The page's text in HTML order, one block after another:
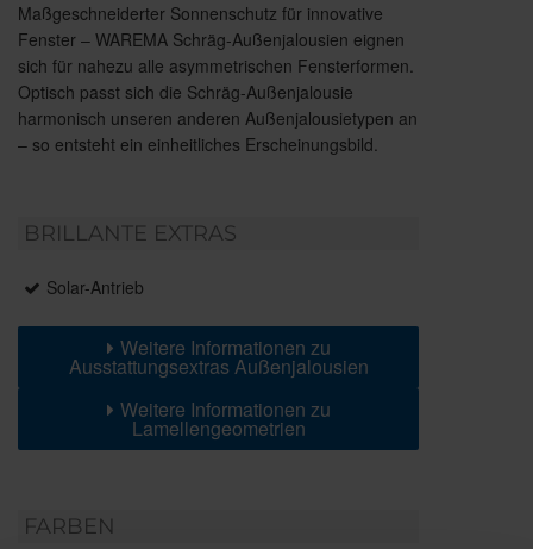
Maßgeschneiderter Sonnenschutz für innovative
Fenster – WAREMA Schräg-Außenjalousien eignen
sich für nahezu alle asymmetrischen Fensterformen.
Optisch passt sich die Schräg-Außenjalousie
harmonisch unseren anderen Außenjalousietypen an
– so entsteht ein einheitliches Erscheinungsbild.
BRILLANTE EXTRAS
Solar-Antrieb
Weitere Informationen zu
Ausstattungsextras Außenjalousien
Weitere Informationen zu
Lamellengeometrien
FARBEN